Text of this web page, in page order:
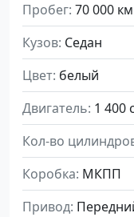
Пробег 70 000
Кузов Седан
Цвет белый
Двигатель 1 400
Кол-во
Коробка МКПП
Привод